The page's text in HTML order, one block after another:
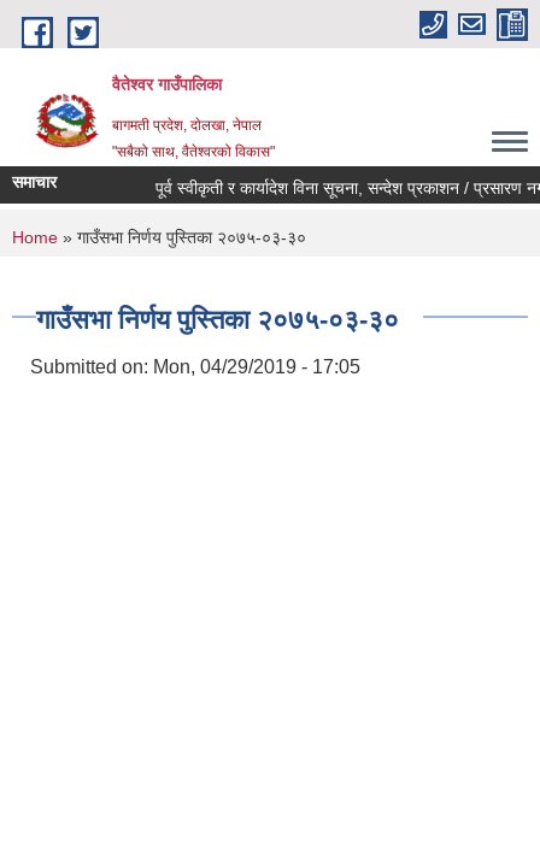
Skip to main content
वैतेश्वर गाउँपालिका
बागमती प्रदेश, दाेलखा, नेपाल
"सबैको साथ, वैतेश्वरको विकास"
समाचार पूर्व स्वीकृती र कार्यादेश विना सूचना, सन्देश प्रकाशन / प्रसारण नगर्ने
You are here
Home » गाउँसभा निर्णय पुस्तिका २०७५-०३-३०
गाउँसभा निर्णय पुस्तिका २०७५-०३-३०
Submitted on: Mon, 04/29/2019 - 17:05